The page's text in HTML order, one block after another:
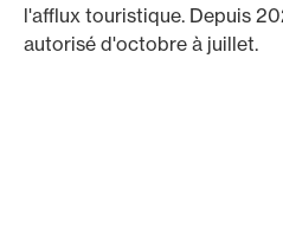
l'afflux touristique. Depuis
autorisé d'octobre à juillet.